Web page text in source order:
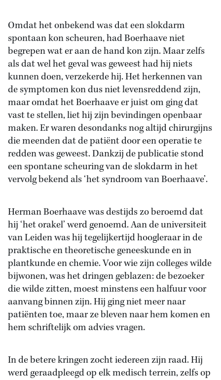
Omdat het onbekend was dat een slokdarm
spontaan kon scheuren, had Boerhaave niet
begrepen wat er aan de hand kon zijn. Maar zelfs
als dat wel het geval was geweest had hij niets
kunnen doen, verzekerde hij. Het herkennen van
de symptomen kon dus niet levensreddend zijn,
maar omdat het Boerhaave er juist om ging dat
vast te stellen, liet hij zijn bevindingen openbaar
maken. Er waren desondanks nog altijd chirurgijns
die meenden dat de patiënt door een operatie te
redden was geweest. Dankzij de publicatie stond
een spontane scheuring van de slokdarm in het
vervolg bekend als ‘het syndroom van Boerhaave’.
Herman Boerhaave was destijds zo beroemd dat
hij ‘het orakel’ werd genoemd. Aan de universiteit
van Leiden was hij tegelijkertijd hoogleraar in de
praktische en theoretische geneeskunde en in
plantkunde en chemie. Voor wie zijn colleges wilde
bijwonen, was het dringen geblazen: de bezoeker
die wilde zitten, moest minstens een halfuur voor
aanvang binnen zijn. Hij ging niet meer naar
patiënten toe, maar ze bleven naar hem komen en
hem schriftelijk om advies vragen.
In de betere kringen zocht iedereen zijn raad. Hij
werd geraadpleegd op elk medisch terrein, zelfs op